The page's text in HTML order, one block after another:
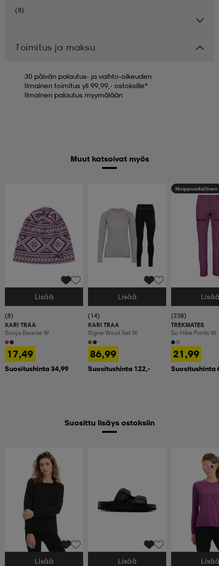
(8)
Toimitus ja maksu
30 päivän palautus- ja vaihto-oikeuden
Ilmainen toimitus yli 99,99,- ostoksille*
Ilmainen palautus myymälään
Muut katsoivat myös
Valitse Koko
Lisää
(8)
KARI TRAA
Sonja Beanie W
17,49
Suositushinta 34,99
Valitse Koko
Lisää
(14)
KARI TRAA
Signe Wool Set W
86,99
Suositushinta 122,-
Huippuedullinen
Valitse Koko
(238)
TREKMATES
So Hike Pants W
21,99
Suositushinta
Suosittu lisäys ostoksiin
Valitse Koko
Lisää Valitse Koko
Lisää Valitse Koko